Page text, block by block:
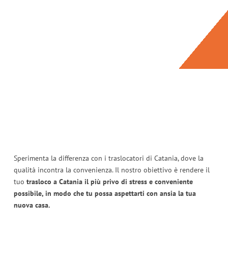
Sperimenta la differenza con i traslocatori di Catania, dove la
qualità incontra la convenienza. Il nostro obiettivo è rendere il
tuo trasloco a Catania il più privo di stress e conveniente
possibile, in modo che tu possa aspettarti con ansia la tua
nuova casa.